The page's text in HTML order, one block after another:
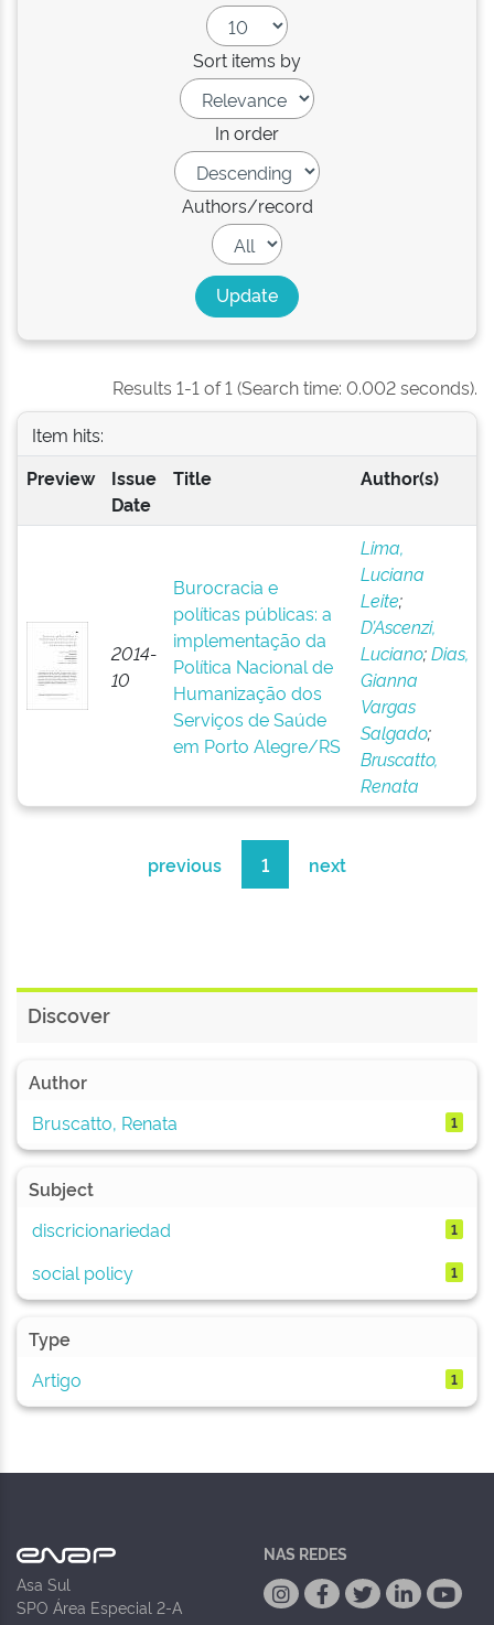
Sort items by
In order
Authors/record
Results 1-1 of 1 (Search time: 0.002 seconds).
Item hits:
Preview
Issue
Date
Title Author(s)
2014-
10
Burocracia e
políticas públicas: a
implementação da
Política Nacional de
Humanização dos
Serviços de Saúde
em Porto Alegre/RS
Lima,
Luciana
Leite;
D’Ascenzi,
Luciano;Dias,
Gianna
Vargas
Salgado;
Bruscatto,
Renata
previous 1 next
Discover
Author
Bruscatto, Renata
1
Subject
discricionariedad
1
social policy 1
Type
Artigo
1
Asa Sul
SPO Área Especial 2-A
NAS REDES